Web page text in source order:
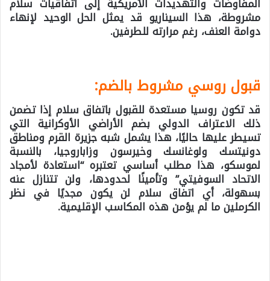
مشروطة، هذا السيناريو قد يمثل الحل الوحيد لإنهاء
دوامة العنف، رغم مرارته للطرفين.
قبول روسي مشروط بالضم:
قد تكون روسيا مستعدة للقبول باتفاق سلام إذا تضمن
ذلك الاعتراف الدولي بضم الأراضي الأوكرانية التي
تسيطر عليها حاليًا، هذا يشمل شبه جزيرة القرم ومناطق
دونيتسك ولوغانسك وخيرسون وزاباروجيا، بالنسبة
لموسكو، هذا مطلب أساسي تعتبره “استعادة لأمجاد
الاتحاد السوفيتي” وتأمينًا لحدودها، ولن تتنازل عنه
بسهولة، أي اتفاق سلام لن يكون مجديًا في نظر
الكرملين ما لم يؤمن هذه المكاسب الإقليمية.